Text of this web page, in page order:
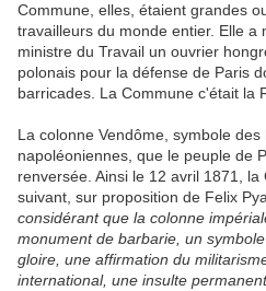
Commune, elles, étaient grandes
travailleurs du monde entier. Elle a
ministre du Travail un ouvrier
polonais pour la défense de Paris
barricades. La Commune c'était la
La colonne Vendôme, symbole
napoléoniennes, que le peuple de
renversée. Ainsi le 12 avril 1871, la
suivant, sur proposition de Felix
considérant que la colonne
monument de barbarie, un
gloire, une affirmation du
international, une insulte